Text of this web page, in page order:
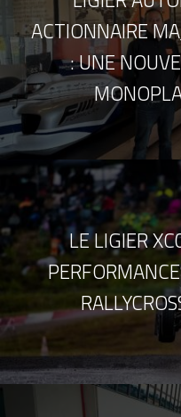
ACTIONNAIRE
: UNE
LE LIGIER